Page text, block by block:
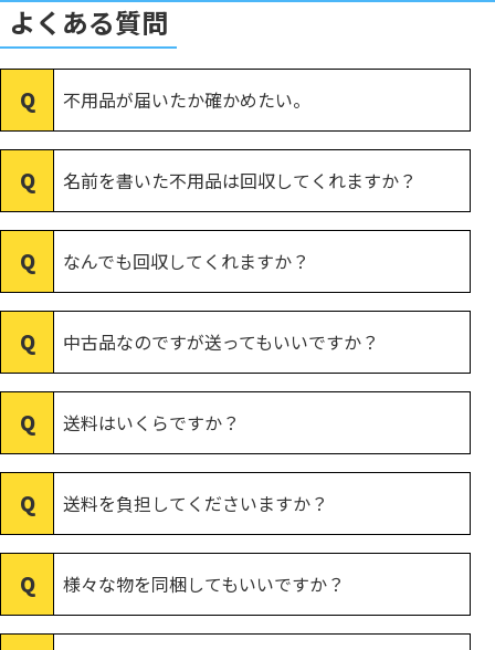
よくある質問
不用品が届いたか確かめたい。
名前を書いた不用品は回収してくれますか？
なんでも回収してくれますか？
中古品なのですが送ってもいいですか？
送料はいくらですか？
送料を負担してくださいますか？
様々な物を同梱してもいいですか？